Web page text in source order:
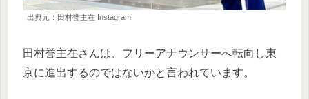
出典元：田村誉主在 Instagram
田村誉主在さんは、フリーアナウンサーへ転向し東
京に進出するのではないかと言われています。